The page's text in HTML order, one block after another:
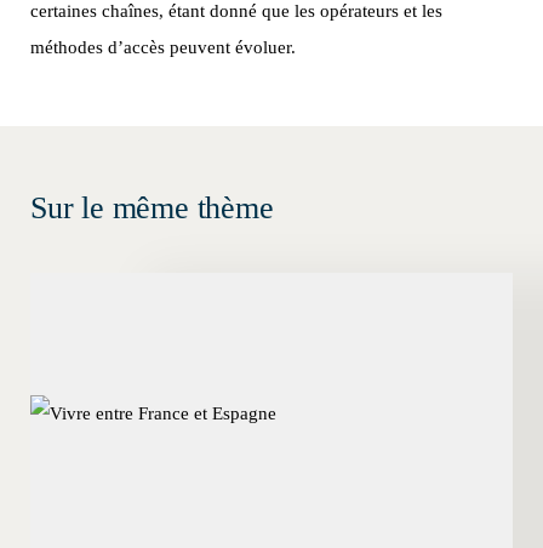
certaines chaînes, étant donné que les opérateurs et les
méthodes d’accès peuvent évoluer.
Sur le même thème